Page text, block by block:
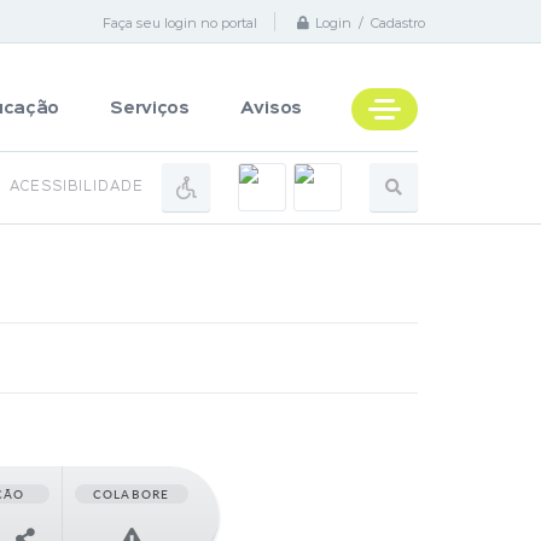
Faça seu login no portal Login / Cadastro
Serviços Avisos
ACESSIBILIDADE
COLABORE